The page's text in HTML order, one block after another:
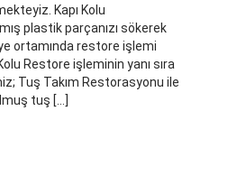
Kapı Kolu
plastik parçanızı sökerek
ortamında restore işlemi
Restore işleminin yanı sıra
Tuş Takım Restorasyonu ile
tuş […]